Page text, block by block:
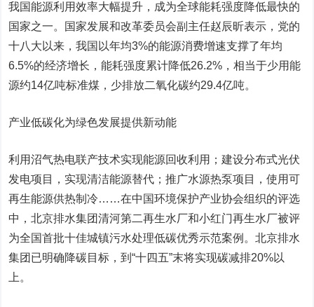
我国能源利用效率大幅提升，成为全球能耗强度降低最快的
国家之一。国家发展和改革委员会副主任赵辰昕表示，党的
十八大以来，我国以年均3%的能源消费增速支撑了年均
6.5%的经济增长，能耗强度累计降低26.2%，相当于少用能
源约14亿吨标准煤，少排放二氧化碳约29.4亿吨。
产业低碳化为绿色发展提供新动能
利用沼气热电联产技术实现能源回收利用；建设分布式光伏
发电项目，实现清洁能源替代；推广水源热泵项目，使用可
再生能源供热制冷……在中国环境保护产业协会组织的评选
中，北京排水集团清河第二再生水厂和小红门再生水厂被评
为全国首批十佳城镇污水处理低碳优秀示范案例。北京排水
集团已明确降碳目标，到“十四五”末将实现碳减排20%以
上。